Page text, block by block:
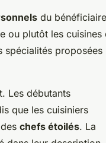
du
ou plutôt les cuisines
spécialités proposées
Les débutants
que les cuisiniers
chefs étoilés. La